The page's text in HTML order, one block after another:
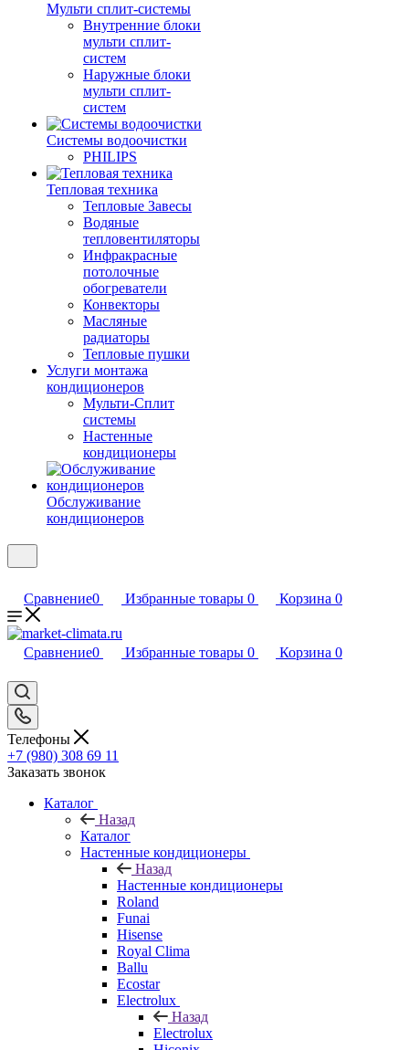
Мульти сплит-системы
Внутренние блоки
мульти сплит-
систем
Наружные блоки
мульти сплит-
систем
Системы водоочистки
PHILIPS
Тепловая техника
Тепловые Завесы
Водяные
тепловентиляторы
Инфракрасные
потолочные
обогреватели
Конвекторы
Масляные
радиаторы
Тепловые пушки
Услуги монтажа
кондиционеров
Мульти-Сплит
системы
Настенные
кондиционеры
Обслуживание
кондиционеров
Сравнение0 Избранные товары 0 Корзина 0
Сравнение0 Избранные товары 0 Корзина 0
Телефоны
+7 (980) 308 69 11
Заказать звонок
Каталог
Назад
Каталог
Настенные кондиционеры
Назад
Настенные кондиционеры
Roland
Funai
Hisense
Royal Clima
Ballu
Ecostar
Electrolux
Назад
Electrolux